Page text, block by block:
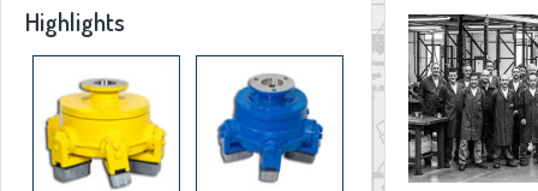
Highlights